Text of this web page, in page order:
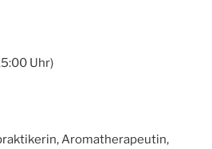
Uhr)
Aromatherapeutin,